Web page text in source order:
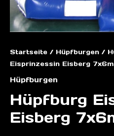
Startseite / Hüpfburgen /
Eisprinzessin Eisberg 7x6m
Hüpfburgen
Hüpfburg
Eisberg